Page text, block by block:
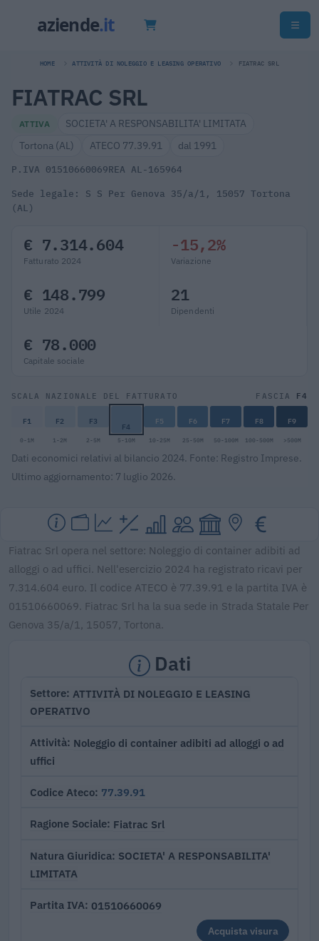
HOME ATTIVITÀ DI NOLEGGIO E LEASING OPERATIVO FIATRAC SRL
FIATRAC SRL
ATTIVA
SOCIETA' A RESPONSABILITA' LIMITATA
Tortona (AL)
ATECO 77.39.91 dal 1991
P.IVA 01510660069REA AL-165964
Sede legale: S S Per Genova 35/a/1, 15057 Tortona
(AL)
€ 7.314.604
Fatturato 2024
-15,2%
Variazione
€ 148.799
Utile 2024
21
Dipendenti
€ 78.000
Capitale sociale
SCALA NAZIONALE DEL FATTURATO FASCIA F4
F1 F2 F3 F4 F5 F6 F7 F8 F9
0-1M 1-2M 2-5M 5-10M 10-25M 25-50M 50-100M 100-500M >500M
Dati economici relativi al bilancio 2024. Fonte: Registro Imprese.
Ultimo aggiornamento: 7 luglio 2026.
Fiatrac Srl opera nel settore: Noleggio di container adibiti ad
alloggi o ad uffici. Nell'esercizio 2024 ha registrato ricavi per
7.314.604 euro. Il codice ATECO è 77.39.91 e la partita IVA è
01510660069. Fiatrac Srl ha la sua sede in Strada Statale Per
Genova 35/a/1, 15057, Tortona.
Dati
Settore ATTIVITÀ DI NOLEGGIO E LEASING
OPERATIVO
Attività Noleggio di container adibiti ad alloggi o ad
uffici
Codice Ateco 77.39.91
Ragione Sociale Fiatrac Srl
Natura Giuridica SOCIETA' A RESPONSABILITA'
LIMITATA
Partita IVA 01510660069
Acquista visura